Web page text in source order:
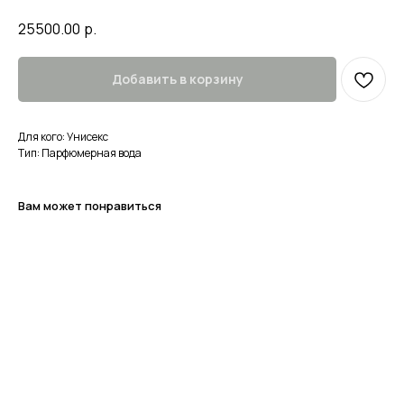
25500.00 р.
Добавить в корзину
Для кого: Унисекс
Тип: Парфюмерная вода
Вам может понравиться